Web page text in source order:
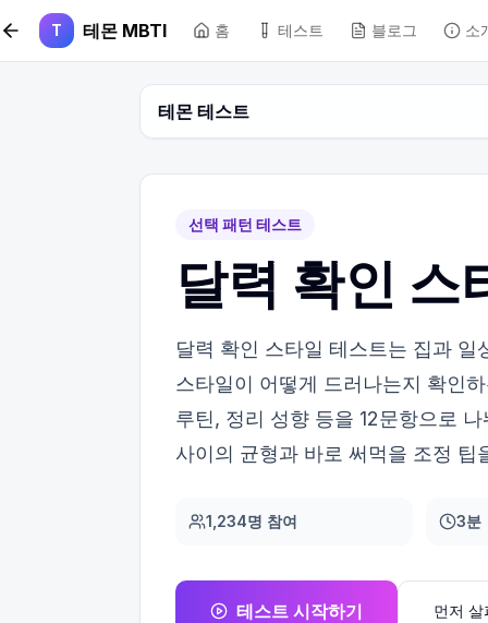
본문 바로가기
T 테몬 MBTI 홈 테스트 블로그 소
테몬 테스트
선택 패턴 테스트
달력 확인 스
달력 확인 스타일 테스트는 집과
스타일이 어떻게 드러나는지 확인
루틴, 정리 성향 등을 12문항으로
사이의 균형과 바로 써먹을 조정 팁
1,234명 참여 3분
테스트 시작하기 먼저 살